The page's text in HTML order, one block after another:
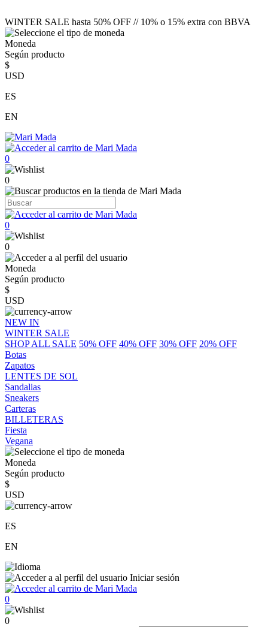
WINTER SALE hasta 50% OFF // 10% o 15% extra con BBVA
Moneda
Según producto
$
USD
ES
EN
0
0
0
0
Moneda
Según producto
$
USD
NEW IN
WINTER SALE
SHOP ALL SALE 50% OFF 40% OFF 30% OFF 20% OFF
Botas
Zapatos
LENTES DE SOL
Sandalias
Sneakers
Carteras
BILLETERAS
Fiesta
Vegana
Moneda
Según producto
$
USD
ES
EN
Iniciar sesión
0
0